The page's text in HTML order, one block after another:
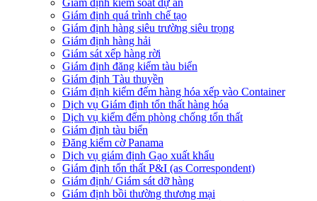
Giám định kiểm soát dự án
Giám định quá trình chế tạo
Giám định hàng siêu trường siêu trọng
Giám định hàng hải
Giám sát xếp hàng rời
Giám định đăng kiểm tàu biển
Giám định Tàu thuyền
Giám định kiểm đếm hàng hóa xếp vào Container
Dịch vụ Giám định tổn thất hàng hóa
Dịch vụ kiểm đếm phòng chống tổn thất
Giám định tàu biển
Đăng kiểm cờ Panama
Dịch vụ giám định Gạo xuất khẩu
Giám định tổn thất P&I (as Correspondent)
Giám định/ Giám sát dỡ hàng
Giám định bồi thường thương mại